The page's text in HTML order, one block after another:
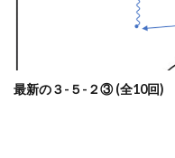
最新の３-５-２③ (全10回)